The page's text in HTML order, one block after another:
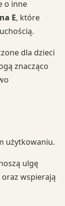
o inne
E, które
dla dzieci
znacząco
użytkowaniu.
ulgę
wspierają